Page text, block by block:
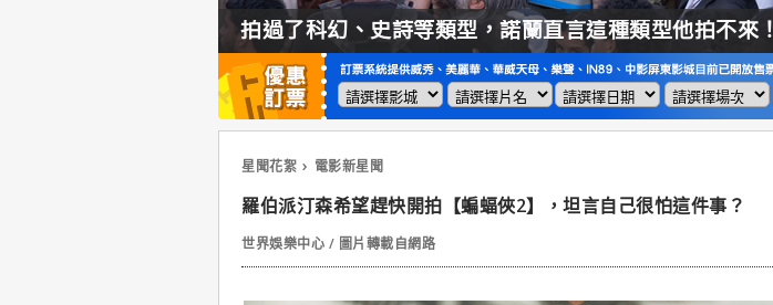
拍過了科幻、史詩等類型，諾蘭直言這種類型他拍不來！
星聞花絮 電影新星聞
羅伯派汀森希望趕快開拍【蝙蝠俠2】，坦言自己很怕這件事？
世界娛樂中心 / 圖片轉載自網路